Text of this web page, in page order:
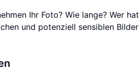
Ihr Foto? Wie lange? Wer hat
und potenziell sensiblen Bilder